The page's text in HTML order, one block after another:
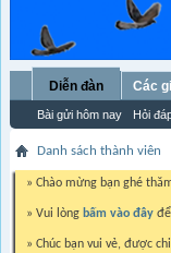
Diễn đàn
Bài gửi hôm nay Hỏi
Các
Danh sách thành viên
» Chào mừng bạn ghé
» Vui lòng bấm vào đây
» Chúc bạn vui vẻ, được